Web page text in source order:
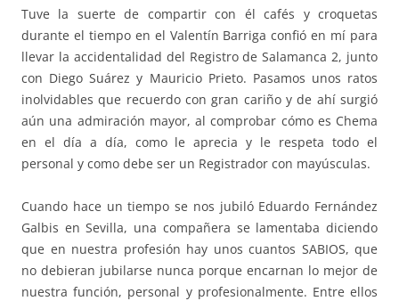
Tuve la suerte de compartir con él cafés y croquetas
durante el tiempo en el Valentín Barriga confió en mí para
llevar la accidentalidad del Registro de Salamanca 2, junto
con Diego Suárez y Mauricio Prieto. Pasamos unos ratos
inolvidables que recuerdo con gran cariño y de ahí surgió
aún una admiración mayor, al comprobar cómo es Chema
en el día a día, como le aprecia y le respeta todo el
personal y como debe ser un Registrador con mayúsculas.
Cuando hace un tiempo se nos jubiló Eduardo Fernández
Galbis en Sevilla, una compañera se lamentaba diciendo
que en nuestra profesión hay unos cuantos SABIOS, que
no debieran jubilarse nunca porque encarnan lo mejor de
nuestra función, personal y profesionalmente. Entre ellos